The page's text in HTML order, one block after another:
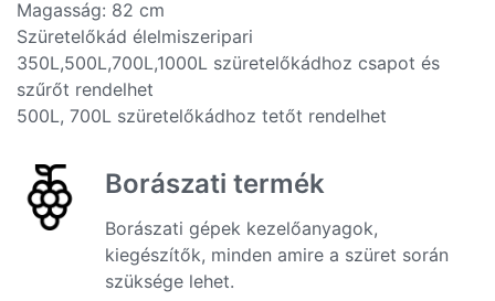
Magasság: 82 cm
Szüretelőkád élelmiszeripari
350L,500L,700L,1000L szüretelőkádhoz csapot és
szűrőt rendelhet
500L, 700L szüretelőkádhoz tetőt rendelhet
Borászati termék
Borászati gépek kezelőanyagok,
kiegészítők, minden amire a szüret során
szüksége lehet.